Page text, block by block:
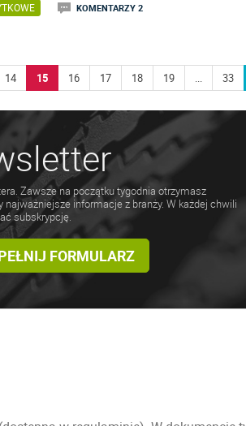
KOMENTARZY 2
14 15 16 17 18 19 ... 33
Zawsze na początku tygodnia otrzymasz
najważniejsze informacje z branży. W każdej chwili
subskrypcję.
FORMULARZ